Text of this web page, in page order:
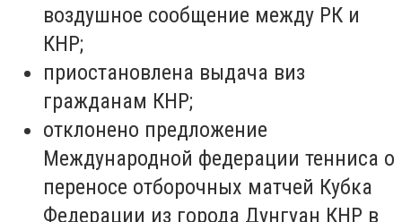
воздушное сообщение между РК и
КНР;
приостановлена выдача виз
гражданам КНР;
отклонено предложение
Международной федерации тенниса о
переносе отборочных матчей Кубка
Федерации из города Дунгуан КНР в